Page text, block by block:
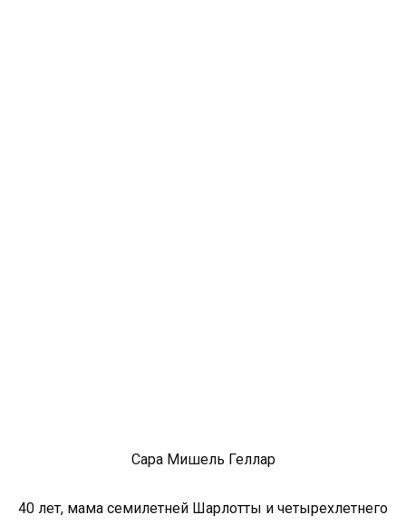
Сара Мишель Геллар
40 лет, мама семилетней Шарлотты и четырехлетнего